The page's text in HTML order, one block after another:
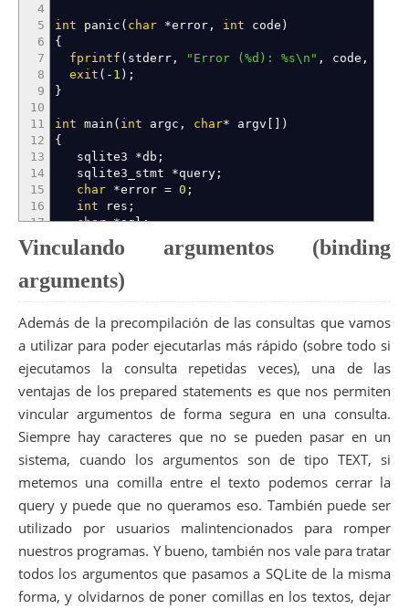
4
5
6
7
8
9
10
11
12
13
14
15
16
17
18
19
21
23
24
25
26
27
29
30
31
32
33
34
36
37
38
40
int panic ( char *error , int code )
{
fprintf ( stderr , "Error (%d): %s\n " , code ,
exit ( - 1 ) ;
}
int main ( int argc , char* argv
)
{
sqlite3 *db ;
sqlite3_stmt *query ;
char *error = 0 ;
int res ;
char *sql;
int
i
( (res
panic
if ( (res=sqlite3_open_v2("test.db" , &db,
( "No puedo abrir la base de datos"
if ( res=sqlite3_prepare_v2(db
"SELECT *
panic("No puedo ejecutar la consulta",res
while ( (res= sqlite3_step (query)) ==
{
printf
"Columnas encontradas: %d\n"
for
(i= 0;i< sqlite3_column_count( query
{
printf ( "%s (%s) (Type: %d) => (%d
sqlite3_column_name
i
sqlite3_column_decltype
(query ,i),
sqlite3_column_type(query, i),
sqlite3_column_bytes( query i
;
sqlite3_column_type
{
Vinculando argumentos (binding
arguments)
Además de la precompilación de las consultas que vamos
a utilizar para poder ejecutarlas más rápido (sobre todo si
ejecutamos la consulta repetidas veces), una de las
ventajas de los prepared statements es que nos permiten
vincular argumentos de forma segura en una consulta.
Siempre hay caracteres que no se pueden pasar en un
sistema, cuando los argumentos son de tipo TEXT, si
metemos una comilla entre el texto podemos cerrar la
query y puede que no queramos eso. También puede ser
utilizado por usuarios malintencionados para romper
nuestros programas. Y bueno, también nos vale para tratar
todos los argumentos que pasamos a SQLite de la misma
forma, y olvidarnos de poner comillas en los textos, dejar